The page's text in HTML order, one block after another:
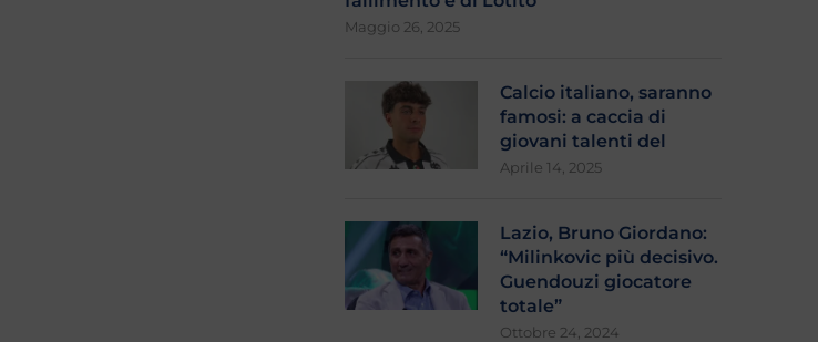
Maggio 26, 2025
Calcio italiano, saranno
famosi: a caccia di
giovani talenti del
Aprile 14, 2025
Lazio, Bruno Giordano:
“Milinkovic più decisivo.
Guendouzi giocatore
totale”
Ottobre 24, 2024